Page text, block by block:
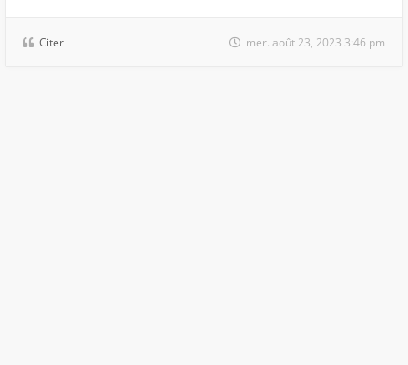
Citer mer. août 23, 2023 3:46 pm